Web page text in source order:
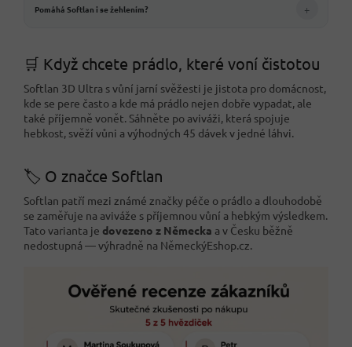
Pomáhá Softlan i se žehlením? +
🛒 Když chcete prádlo, které voní čistotou
Softlan 3D Ultra s vůní jarní svěžesti je jistota pro domácnost,
kde se pere často a kde má prádlo nejen dobře vypadat, ale
také příjemně vonět. Sáhněte po aviváži, která spojuje
hebkost, svěží vůni a výhodných 45 dávek v jedné láhvi.
🏷️ O značce Softlan
Softlan patří mezi známé značky péče o prádlo a dlouhodobě
se zaměřuje na aviváže s příjemnou vůní a hebkým výsledkem.
Tato varianta je dovezeno z Německa a v Česku běžně
nedostupná — výhradně na NěmeckýEshop.cz.